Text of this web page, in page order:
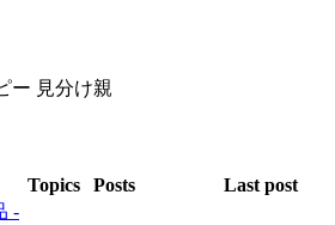
ー 見分け親
Topics Posts
Last post
-